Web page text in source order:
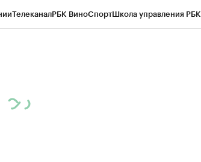
ТелеканалРБК ВиноСпортШкола управления РБК